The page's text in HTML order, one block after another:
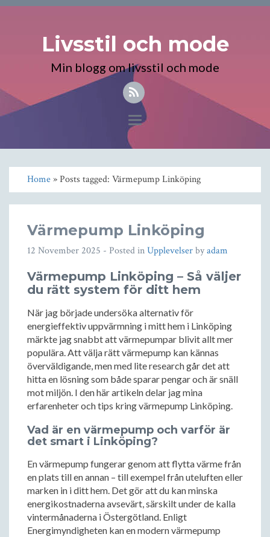
Livsstil och mode
Min blogg om livsstil och mode
Toggle
Home» Posts tagged: Värmepump Linköping
Värmepump Linköping
12 November 2025 - Posted inUpplevelserbyadam
Värmepump Linköping – Så väljer
du rätt system för ditt hem
När jag började undersöka alternativ för
energieffektiv uppvärmning i mitt hem i Linköping
märkte jag snabbt att värmepumpar blivit allt mer
populära. Att välja rätt värmepump kan kännas
överväldigande, men med lite research går det att
hitta en lösning som både sparar pengar och är snäll
mot miljön. I den här artikeln delar jag mina
erfarenheter och tips kring värmepump Linköping.
Vad är en värmepump och varför är
det smart i Linköping?
En värmepump fungerar genom att flytta värme från
en plats till en annan – till exempel från uteluften eller
marken in i ditt hem. Det gör att du kan minska
energikostnaderna avsevärt, särskilt under de kalla
vintermånaderna i Östergötland. Enligt
Energimyndigheten kan en modern värmepump